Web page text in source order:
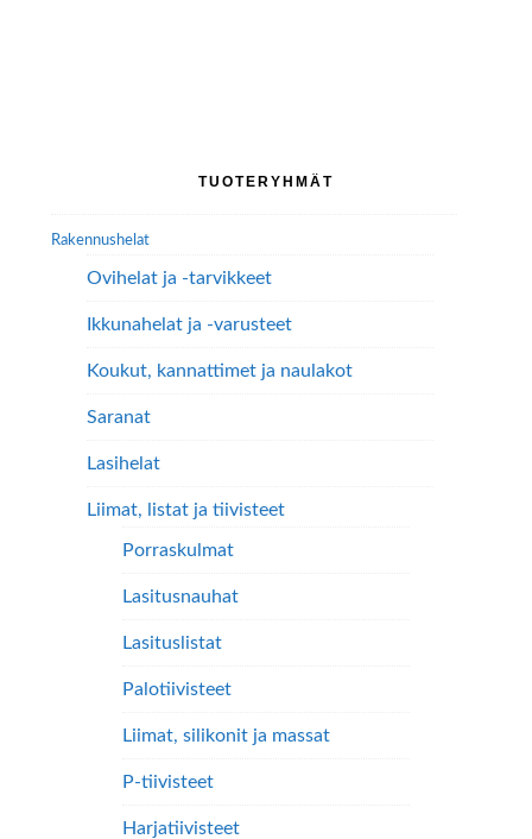
TUOTERYHMÄT
Rakennushelat
Ovihelat ja -tarvikkeet
Ikkunahelat ja -varusteet
Koukut, kannattimet ja naulakot
Saranat
Lasihelat
Liimat, listat ja tiivisteet
Porraskulmat
Lasitusnauhat
Lasituslistat
Palotiivisteet
Liimat, silikonit ja massat
P-tiivisteet
Harjatiivisteet